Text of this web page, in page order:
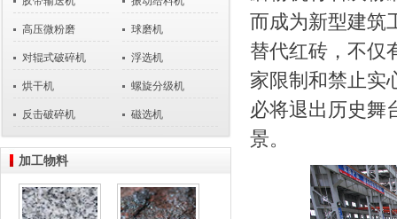
高压微粉磨 球磨机
对辊式破碎机 浮选机
烘干机 螺旋分级机
反击破碎机 磁选机
加工物料
而成为新型建筑
替代红砖，不仅
家限制和禁止实
必将退出历史舞
景。